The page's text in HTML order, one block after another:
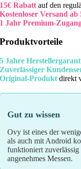
15€ Rabatt auf den
Kostenloser Versand
1 Jahr Premium-
Produktvorteile
5 Jahre
Zuverlässiger
Original-Produkt direkt
Gut zu wissen
Ovy ist eines der
als auch mit Android
funktioniert
angenehmes Messen.